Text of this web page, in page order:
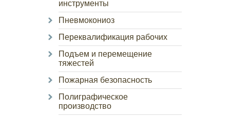
инструменты
Пневмокониоз
Переквалификация рабочих
Подъем и перемещение
тяжестей
Пожарная безопасность
Полиграфическое
производство